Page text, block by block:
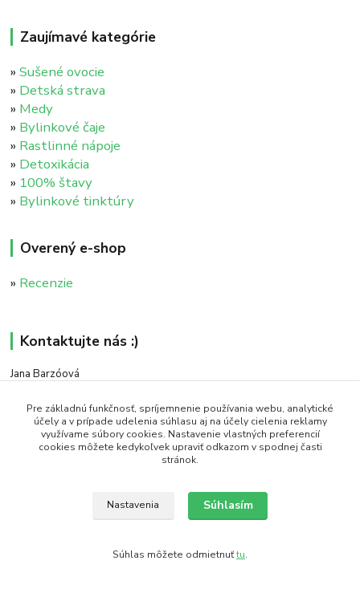
Zaujímavé kategórie
»Sušené ovocie
» Detská strava
» Medy
» Bylinkové čaje
» Rastlinné nápoje
» Detoxikácia
» 100% štavy
» Bylinkové tinktúry
Overený e-shop
» Recenzie
Kontaktujte nás :)
Jana Barzóová
(PO - PIA, 8:00 - 18:00)
objednavky@naturaj.sk
Icons made by Smashicons from www.flaticon.com is licensed by CC 3.0 BY
Pre základnú funkčnosť, spríjemnenie používania webu, analytické
účely a v prípade udelenia súhlasu aj na účely cielenia reklamy
využívame súbory cookies. Nastavenie vlastných preferencií
cookies môžete kedykoľvek upraviť odkazom v spodnej časti
stránok.
Nastavenia Súhlasím
Súhlas môžete odmietnuťtu.